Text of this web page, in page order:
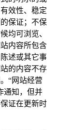
效性、稳定
保证；不保
均可浏览、
内容所包含
述或其它事
的内容不存
“网站经营
通知，但并
证在更新时